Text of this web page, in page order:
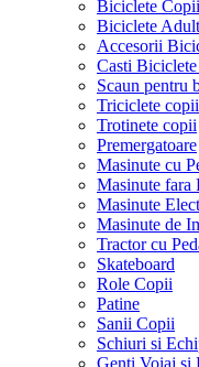
Biciclete Copii
Biciclete
Accesorii
Casti
Scaun pentru
Triciclete copii
Trotinete copii
Premergatoare
Masinute cu
Masinute fara
Masinute
Masinute de
Tractor cu
Skateboard
Role Copii
Patine
Sanii Copii
Schiuri si